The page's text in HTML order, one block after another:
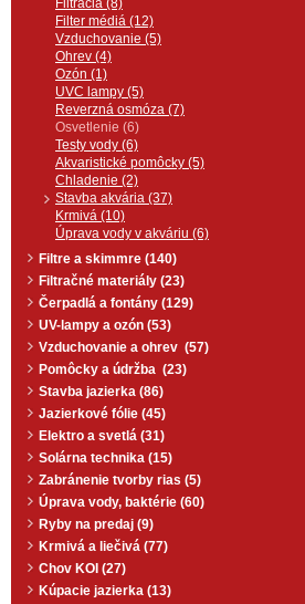
Filtrácia (8)
Filter médiá (12)
Vzduchovanie (5)
Ohrev (4)
Ozón (1)
UVC lampy (5)
Reverzná osmóza (7)
Osvetlenie (6)
Testy vody (6)
Akvaristické pomôcky (5)
Chladenie (2)
Stavba akvária (37)
Krmivá (10)
Úprava vody v akváriu (6)
Filtre a skimmre (140)
Filtračné materiály (23)
Čerpadlá a fontány (129)
UV-lampy a ozón (53)
Vzduchovanie a ohrev (57)
Pomôcky a údržba (23)
Stavba jazierka (86)
Jazierkové fólie (45)
Elektro a svetlá (31)
Solárna technika (15)
Zabránenie tvorby rias (5)
Úprava vody, baktérie (60)
Ryby na predaj (9)
Krmivá a liečivá (77)
Chov KOI (27)
Kúpacie jazierka (13)